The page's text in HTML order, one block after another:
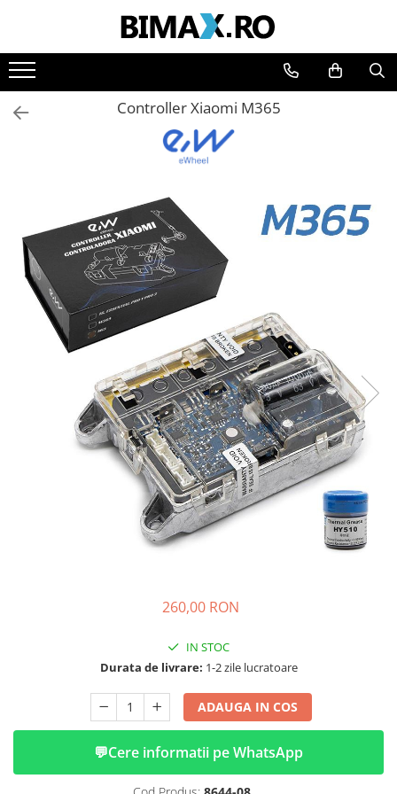
Toate Produsele
Triciclete Electrice
⬇ TIPURI
➔ Adulti - Fara permis
➔ Adulti - 2 Locuri
➔ Adulti - cu Cabina
➔ Cu 3 Roti
➔ Cu Cabina
➔ Cu Cabina fara Permis
➔ Cu Cabina Inchisa
➔ Cu Remorca Fara Permis
➔ Cu Volan
➔ Fara Permis
Cauciucuri
Incarcatoare
Controller Xiaomi M365
260,00 RON
IN STOC
Durata de livrare: 1-2 zile lucratoare
ADAUGA IN COS
💬Cere informatii pe WhatsApp